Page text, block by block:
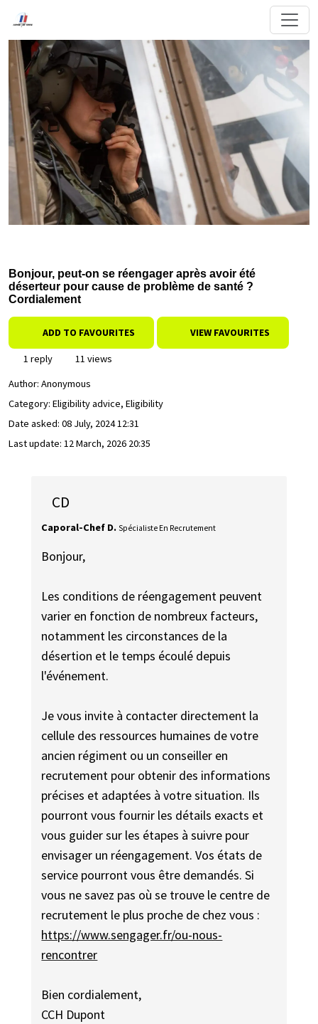
Bonjour, peut-on se réengager après avoir été
déserteur pour cause de problème de santé ?
Cordialement
ADD TO FAVOURITES VIEW FAVOURITES
1 reply
11 views
Author: Anonymous
Category: Eligibility advice, Eligibility
Date asked: 08 July, 2024 12:31
Last update: 12 March, 2026 20:35
CD
Caporal-Chef D. Spécialiste En Recrutement
Bonjour,
Les conditions de réengagement peuvent
varier en fonction de nombreux facteurs,
notamment les circonstances de la
désertion et le temps écoulé depuis
l'événement.
Je vous invite à contacter directement la
cellule des ressources humaines de votre
ancien régiment ou un conseiller en
recrutement pour obtenir des informations
précises et adaptées à votre situation. Ils
pourront vous fournir les détails exacts et
vous guider sur les étapes à suivre pour
envisager un réengagement. Vos états de
service pourront vous être demandés. Si
vous ne savez pas où se trouve le centre de
recrutement le plus proche de chez vous :
https://www.sengager.fr/ou-nous-
rencontrer
Bien cordialement,
CCH Dupont